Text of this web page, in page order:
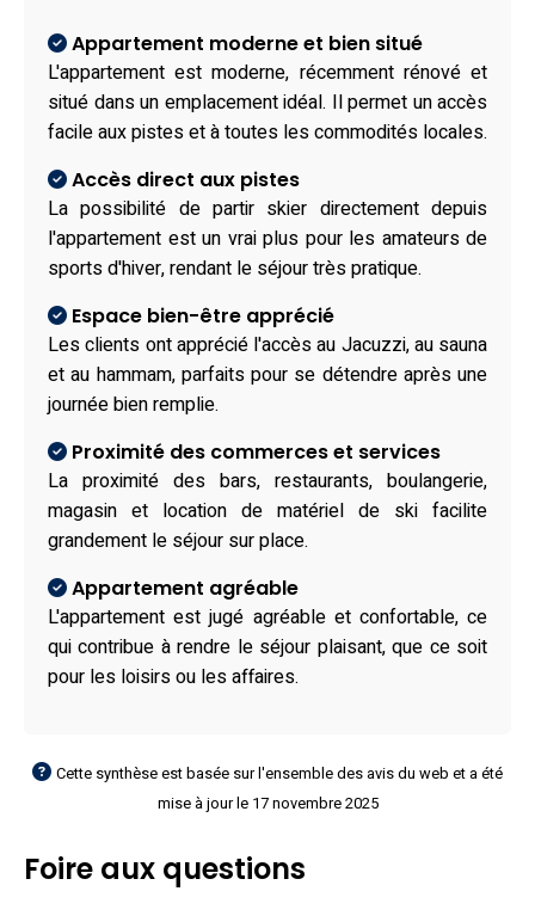
Appartement moderne et bien situé
L'appartement est moderne, récemment rénové et
situé dans un emplacement idéal. Il permet un accès
facile aux pistes et à toutes les commodités locales.
Accès direct aux pistes
La possibilité de partir skier directement depuis
l'appartement est un vrai plus pour les amateurs de
sports d'hiver, rendant le séjour très pratique.
Espace bien-être apprécié
Les clients ont apprécié l'accès au Jacuzzi, au sauna
et au hammam, parfaits pour se détendre après une
journée bien remplie.
Proximité des commerces et services
La proximité des bars, restaurants, boulangerie,
magasin et location de matériel de ski facilite
grandement le séjour sur place.
Appartement agréable
L'appartement est jugé agréable et confortable, ce
qui contribue à rendre le séjour plaisant, que ce soit
pour les loisirs ou les affaires.
Cette synthèse est basée sur l'ensemble des avis du web et a été
mise à jour le 17 novembre 2025
Foire aux questions